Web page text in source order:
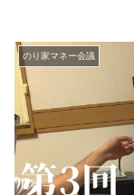
のり家マネー会議